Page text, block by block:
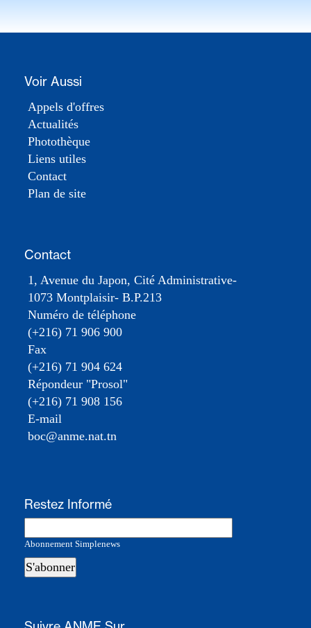
Voir Aussi
Appels d'offres
Actualités
Photothèque
Liens utiles
Contact
Plan de site
Contact
1, Avenue du Japon, Cité Administrative-
1073 Montplaisir- B.P.213
Numéro de téléphone
(+216) 71 906 900
Fax
(+216) 71 904 624
Répondeur "Prosol"
(+216) 71 908 156
E-mail
boc@anme.nat.tn
Restez Informé
Abonnement Simplenews